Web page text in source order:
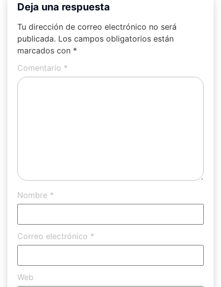
Deja una respuesta
Tu dirección de correo electrónico no será
publicada. Los campos obligatorios están
marcados con *
Comentario *
Nombre *
Correo electrónico *
Web